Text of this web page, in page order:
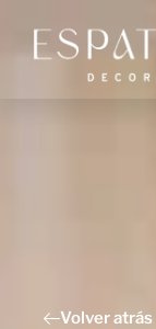
Volver atrás